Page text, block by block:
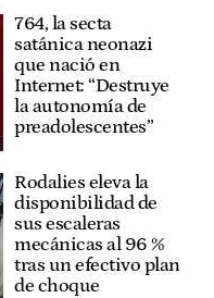
764, la secta
satánica neonazi
que nació en
Internet: “Destruye
la autonomía de
preadolescentes”
Rodalies eleva la
disponibilidad de
sus escaleras
mecánicas al 96 %
tras un efectivo plan
de choque